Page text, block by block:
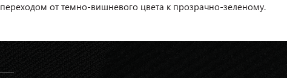
переходом от темно-вишневого цвета к прозрачно-зеленому.